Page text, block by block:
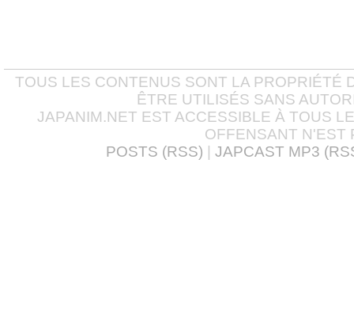
TOUS LES CONTENUS SONT LA PROPRIÉTÉ
ÊTRE UTILISÉS SANS
JAPANIM.NET EST ACCESSIBLE À TOUS
OFFENSANT N'EST
POSTS (RSS)
JAPCAST MP3